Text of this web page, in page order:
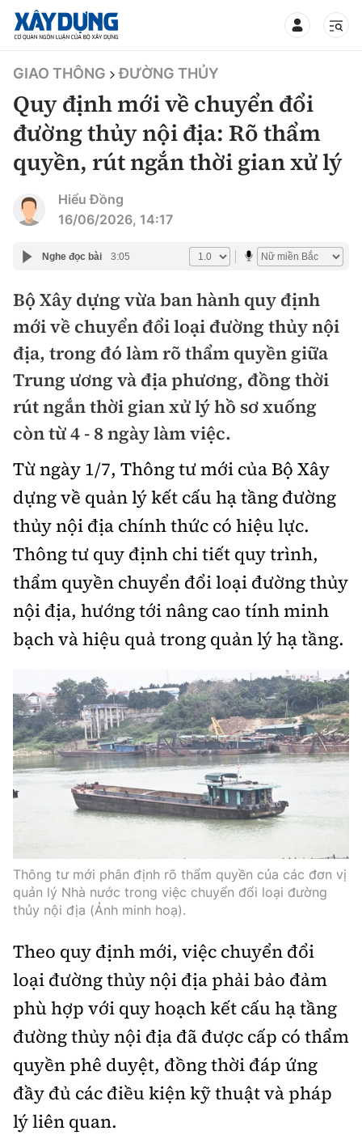
TIN BỘ XÂY DỰNG
CHUYÊN MỤC
Mới nhất
Thời sự
Chính trị
Xã hội
Chuyện dọc đường
Cải chính
Xây dựng
Chỉ đạo điều hành
Quy hoạch kiến trúc
Vật liệu xây dựng
Giám định chất lượng
Quản lý đô thị
Giao thông
Quản lý
Đường bộ
Hàng không
Đường sắt
Đăng kiểm
Đường sắt tốc độ cao
Đường thủy
Hàng hải
Đường sắt đô thị
Nhà thầu
Mời thầu - Đấu thầu
Kinh tế
Thị trường
Tài chính
Chứng khoán
Bảo hiểm
Doanh nghiệp
Thanh tra
An ninh hình sự
Điều tra
Pháp đình
Hỏi - Đáp
An toàn giao thông
Giao thông 24h
ATGT địa phương
Văn hóa giao thông
Lái xe an toàn
Chung tay vì ATGT
Gương sáng giao thông
Chất lượng sống
Giáo dục
Y tế
Lao động - Công đoàn
Văn hóa - Giải Trí
Văn hóa
Điện ảnh
Âm nhạc
Thể thao
Bóng đá
Bình luận
Hậu trường sao
360 độ thể thao
Công nghệ
Công nghệ mới
Sản phẩm mới
Thế giới
Thời sự Quốc tế
Hồ sơ tài liệu
Thế giới xây dựng
Đi ++
Du lịch
Khám phá
Lối sống
Ẩm thực
Thời sự
Khám phá
Camera giao thông
Câu chuyện giao thông
Giải trí - Thể thao
Cơ quan chủ quản: Bộ Xây dựng
Giấy phép số: 03/GP-BVHTTDL, cấp ngày 1/4/2025.
Tòa soạn: Số 2 Nguyễn Công Hoan, phường Giảng Võ,
Hà Nội.
Tổng biên tập: Nguyễn Thị Hồng Nga
Phó Tổng biên tập:
GIAO THÔNG ĐƯỜNG THỦY
Quy định mới về chuyển đổi
đường thủy nội địa: Rõ thẩm
quyền, rút ngắn thời gian xử lý
Hiểu Đồng
16/06/2026, 14:17
Nghe đọc bài 3:05
Bộ Xây dựng vừa ban hành quy định
mới về chuyển đổi loại đường thủy nội
địa, trong đó làm rõ thẩm quyền giữa
Trung ương và địa phương, đồng thời
rút ngắn thời gian xử lý hồ sơ xuống
còn từ 4 - 8 ngày làm việc.
Từ ngày 1/7, Thông tư mới của Bộ Xây
dựng về quản lý kết cấu hạ tầng đường
thủy nội địa chính thức có hiệu lực.
Thông tư quy định chi tiết quy trình,
thẩm quyền chuyển đổi loại đường thủy
nội địa, hướng tới nâng cao tính minh
bạch và hiệu quả trong quản lý hạ tầng.
Thông tư mới phân định rõ thẩm quyền của các đơn vị
quản lý Nhà nước trong việc chuyển đổi loại đường
thủy nội địa (Ảnh minh hoạ).
Theo quy định mới, việc chuyển đổi
loại đường thủy nội địa phải bảo đảm
phù hợp với quy hoạch kết cấu hạ tầng
đường thủy nội địa đã được cấp có thẩm
quyền phê duyệt, đồng thời đáp ứng
đầy đủ các điều kiện kỹ thuật và pháp
lý liên quan.